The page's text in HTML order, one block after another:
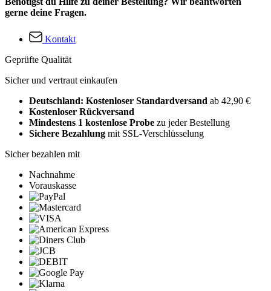
gerne deine Fragen.
Kontakt
Geprüfte Qualität
Sicher und vertraut einkaufen
Deutschland: Kostenloser Standardversand ab 42,90 €
Kostenloser Rückversand
Mindestens 1 kostenlose Probe zu jeder Bestellung
Sichere Bezahlung mit SSL-Verschlüsselung
Sicher bezahlen mit
Nachnahme
Vorauskasse